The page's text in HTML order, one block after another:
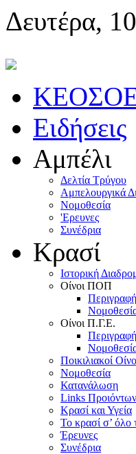
Δευτέρα,
Ειδήσεις
Αμπέλι
Δελτία Τρύγου
Αμπελουργικά
Nομοθεσία
'Eρευνες
Συνέδρια
Κρασί
Iστορική
Oίνοι ΠOΠ
Περιγραφή
Oίνοι Π.Γ.E.
Περιγραφή
Ποικιλιακοί
Nομοθεσία
Κατανάλωση
Links Προιόντων
Κρασί και Υγεία
To κρασί σ’ όλο
Έρευνες
Συνέδρια